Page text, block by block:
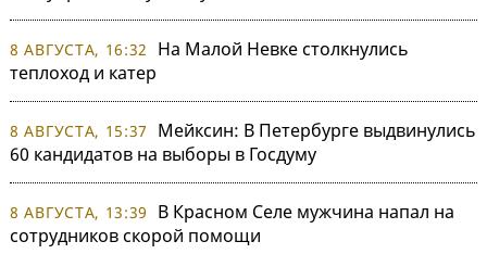
8 АВГУСТА, 16:32
На Малой Невке столкнулись
теплоход и катер
8 АВГУСТА, 15:37
Мейксин: В Петербурге выдвинулись
60 кандидатов на выборы в Госдуму
8 АВГУСТА, 13:39
В Красном Селе мужчина напал на
сотрудников скорой помощи